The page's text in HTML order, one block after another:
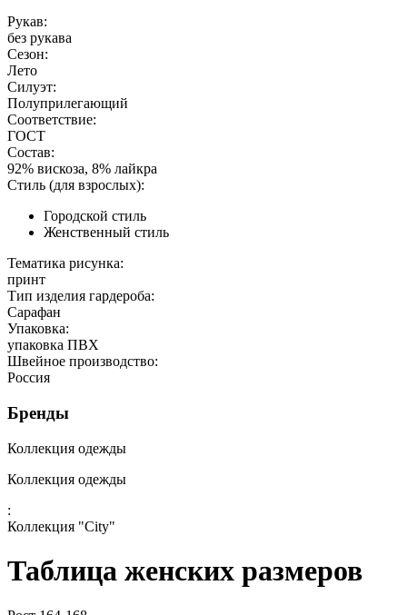
Рукав:
без рукава
Сезон:
Лето
Силуэт:
Полуприлегающий
Соответствие:
ГОСТ
Состав:
92% вискоза, 8% лайкра
Стиль (для взрослых):
Городской стиль
Женственный стиль
Тематика рисунка:
принт
Тип изделия гардероба:
Сарафан
Упаковка:
упаковка ПВХ
Швейное производство:
Россия
Бренды
Коллекция одежды
Коллекция одежды
:
Коллекция "City"
Таблица женских размеров